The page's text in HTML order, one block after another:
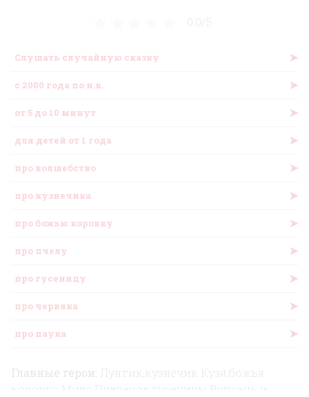
0.0/ 5
Слушать случайную сказку ➤
c 2000 года по н.в. ➤
от 5 до 10 минут ➤
для детей от 1 года ➤
про волшебство ➤
про кузнечика ➤
про божью коровку ➤
про пчелу ➤
про гусеницу ➤
про червяка ➤
про паука ➤
Главные герои: Лунтик,кузнечик Кузя,божья
коровка Мила,Пчелёнок,гусеницы Вупсень и